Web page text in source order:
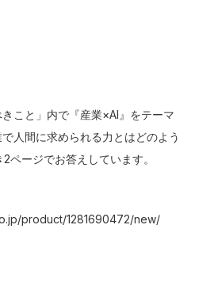
こと」内で『産業×AI』をテーマ
人間に求められる力とはどのよう
ページでお答えしています。
product/1281690472/new/